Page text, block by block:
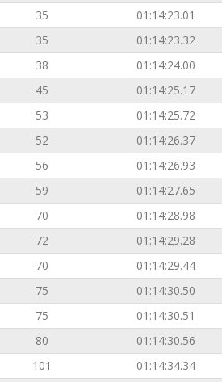
35 01:14:23.01
35 01:14:23.32
38 01:14:24.00
45 01:14:25.17
53 01:14:25.72
52 01:14:26.37
56 01:14:26.93
59 01:14:27.65
70 01:14:28.98
72 01:14:29.28
70 01:14:29.44
75 01:14:30.50
75 01:14:30.51
80 01:14:30.56
101 01:14:34.34